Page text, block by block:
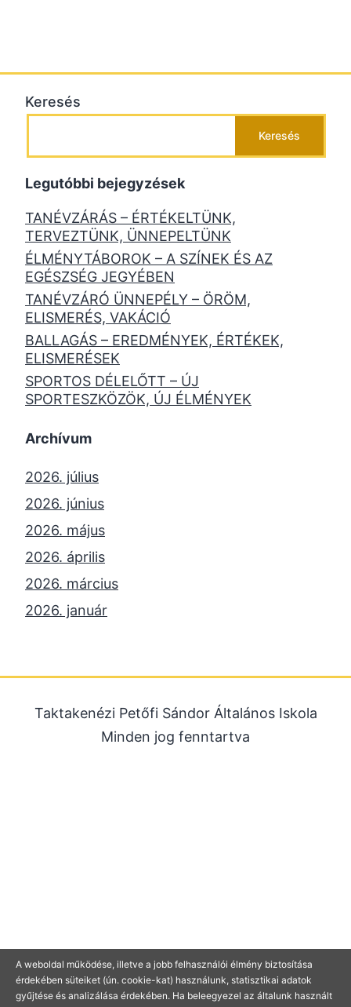
Keresés
Keresés
Legutóbbi bejegyzések
TANÉVZÁRÁS – ÉRTÉKELTÜNK,
TERVEZTÜNK, ÜNNEPELTÜNK
ÉLMÉNYTÁBOROK – A SZÍNEK ÉS AZ
EGÉSZSÉG JEGYÉBEN
TANÉVZÁRÓ ÜNNEPÉLY – ÖRÖM,
ELISMERÉS, VAKÁCIÓ
BALLAGÁS – EREDMÉNYEK, ÉRTÉKEK,
ELISMERÉSEK
SPORTOS DÉLELŐTT – ÚJ
SPORTESZKÖZÖK, ÚJ ÉLMÉNYEK
Archívum
2026. július
2026. június
2026. május
2026. április
2026. március
2026. január
2025. július
2025. június
2024. július
2024. június
Taktakenézi Petőfi Sándor Általános Iskola
Minden jog fenntartva
A weboldal működése, illetve a jobb felhasználói élmény biztosítása
érdekében süteiket (ún. cookie-kat) használunk, statisztikai adatok
gyűjtése és analizálása érdekében. Ha beleegyezel az általunk használt